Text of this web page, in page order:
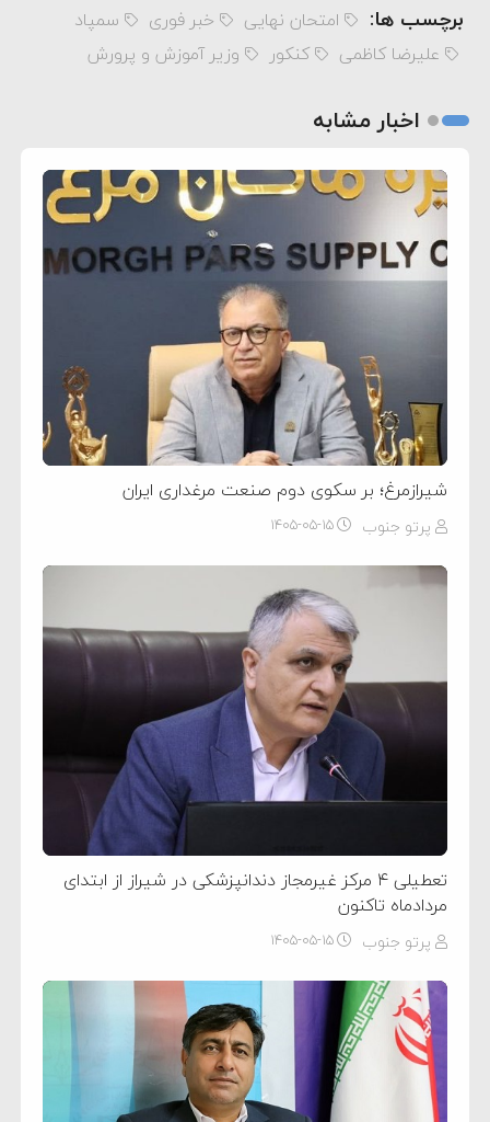
برچسب ها: امتحان نهایی خبر فوری
سمپاد
علیرضا کاظمی
کنکور وزیر آموزش و پرورش
اخبار مشابه
شیرازمرغ؛ بر سکوی دوم صنعت مرغداری ایران
پرتو جنوب ۱۴۰۵-۰۵-۱۵
تعطیلی ۴ مرکز غیرمجاز دندانپزشکی در شیراز از ابتدای
مردادماه تاکنون
پرتو جنوب ۱۴۰۵-۰۵-۱۵